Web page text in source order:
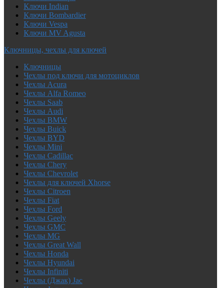
Ключи Indian
Ключи Bombardier
Ключи Vespa
Ключи MV Agusta
Ключницы, чехлы для ключей
Ключницы
Чехлы под ключи для мотоциклов
Чехлы Acura
Чехлы Alfa Romeo
Чехлы Saab
Чехлы Audi
Чехлы BMW
Чехлы Buick
Чехлы BYD
Чехлы Mini
Чехлы Cadillac
Чехлы Chery
Чехлы Chevrolet
Чехлы для ключей Xhorse
Чехлы Citroen
Чехлы Fiat
Чехлы Ford
Чехлы Geely
Чехлы GMC
Чехлы MG
Чехлы Great Wall
Чехлы Honda
Чехлы Hyundai
Чехлы Infiniti
Чехлы (Джак) Jac